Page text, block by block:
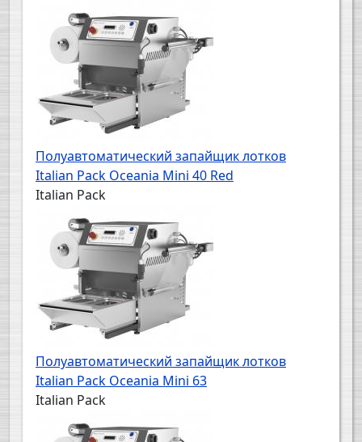
Полуавтоматический запайщик лотков
Italian Pack Oceania Mini 40 Red
Italian Pack
Полуавтоматический запайщик лотков
Italian Pack Oceania Mini 63
Italian Pack